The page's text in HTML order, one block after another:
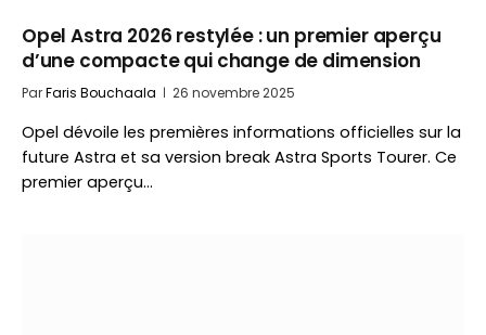
Opel Astra 2026 restylée : un premier aperçu
d’une compacte qui change de dimension
ParFaris Bouchaala 26 novembre 2025
Opel dévoile les premières informations officielles sur la
future Astra et sa version break Astra Sports Tourer. Ce
premier aperçu…